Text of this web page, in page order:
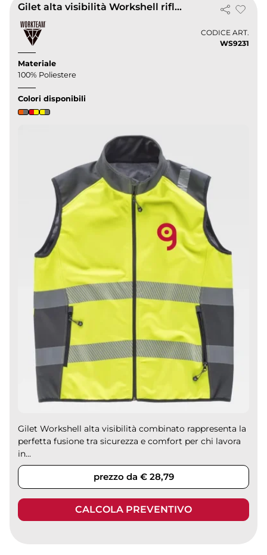
Gilet alta visibilità Workshell riflettente EN ISO 20471
CODICE ART.
WS9231
Materiale
100% Poliestere
Colori disponibili
Gilet Workshell alta visibilità combinato rappresenta la
perfetta fusione tra sicurezza e comfort per chi lavora
in...
prezzo da € 28,79
CALCOLA PREVENTIVO